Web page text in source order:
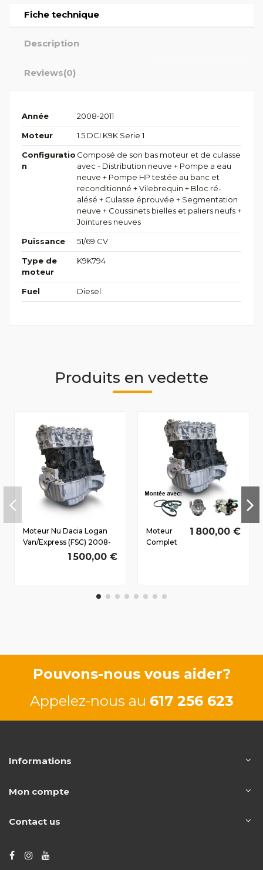
Fiche technique
Description
Reviews(0)
Année 2008-2011
Moteur 1.5 DCI K9K Serie 1
Configuratio
n
Composé de son bas moteur et de culasse
avec - Distribution neuve + Pompe a eau
neuve + Pompe HP testée au banc et
reconditionné + Vilebrequin + Bloc ré-
alésé + Culasse éprouvée + Segmentation
neuve + Coussinets bielles et paliers neufs +
Jointures neuves
Puissance 51/69 CV
Type de
moteur
K9K794
Fuel Diesel
Produits en vedette
Moteur Nu Dacia Logan
Van/Express (FSC) 2008-
2011 1.5 D dCi K9K794
1 500,00 €
Moteur
Complet
K9K796
1 800,00 €
Pouvons-nous vous aider?
Appelez-nous au 617 256 623
Informations
Mon compte
Contact us